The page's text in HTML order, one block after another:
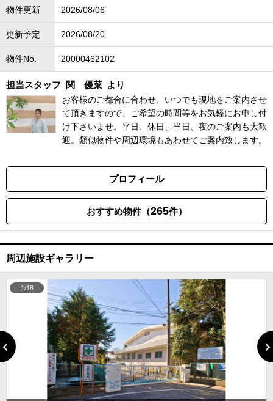
物件更新 2026/08/06
更新予定 2026/08/20
物件No. 20000462102
担当スタッフ 関 優菜 より
お客様のご都合に合わせ、いつでも現地をご案内させ
て頂きますので、ご希望の時間等をお気軽にお申し付
け下さいませ。平日、休日、当日、夜のご案内も大歓
迎。類似物件や周辺環境もあわせてご案内致します。
プロフィール
おすすめ物件（265件）
周辺施設ギャラリー
1/18